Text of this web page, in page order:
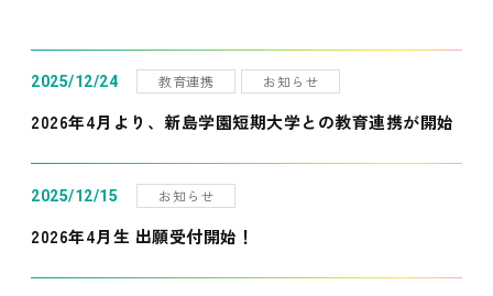
2025/12/24 教育連携 お知らせ
2026年4月より、新島学園短期大学との教育連携が開始
2025/12/15 お知らせ
2026年4月生 出願受付開始！